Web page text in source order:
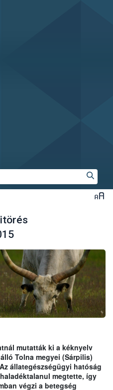
mutatták ki a kéknyelv
Tolna megyei (Sárpilis)
állategészségügyi hatóság
megtette, így
végzi a betegség